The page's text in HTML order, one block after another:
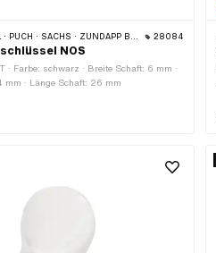
· SACHS · ZÜNDAPP BELMONDO 28084
NOS
· Farbe: schwarz · Breite Schaft: 6 mm ·
mm · Länge Schaft: 26 mm